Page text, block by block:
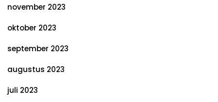
november 2023
oktober 2023
september 2023
augustus 2023
juli 2023